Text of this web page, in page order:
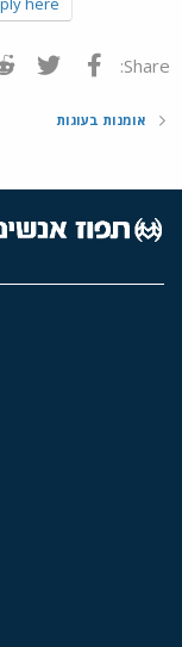
Share: פייסבוק
אומנות בעוגות